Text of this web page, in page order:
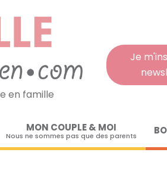
Je
en famille
MON COUPLE & MOI
Nous ne sommes pas que des parents